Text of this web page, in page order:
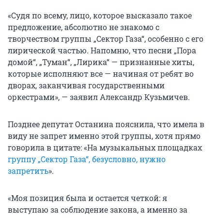
«Судя по всему, лицо, которое высказало такое
предложение, абсолютно не знакомо с
творчеством группы „Сектор Газа“, особенно с его
лирической частью. Напомню, что песни „Пора
домой“, „Туман“, „Лирика“ — признанные хиты,
которые исполняют все — начиная от ребят во
дворах, заканчивая государственными
оркестрами», — заявил Александр Кузьмичев.
Позднее депутат Останина пояснила, что имела в
виду не запрет именно этой группы, хотя прямо
говорила в цитате: «На музыкальных площадках
группу „Сектор Газа“, безусловно, нужно
запретить».
«Моя позиция была и остается четкой: я
выступаю за соблюдение закона, а именно за